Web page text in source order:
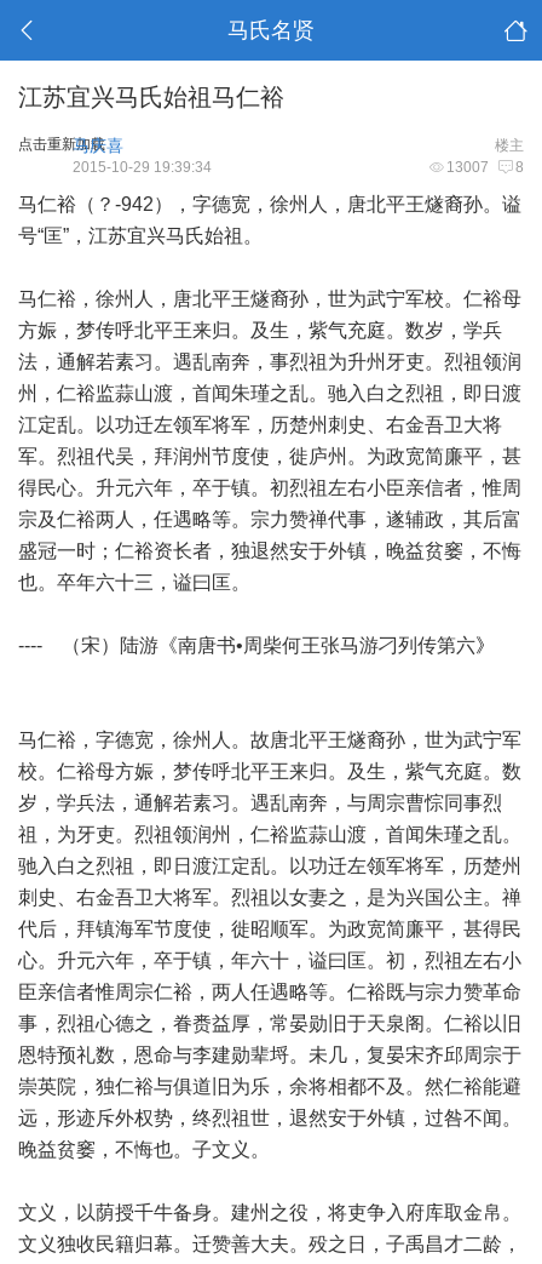
马氏名贤
江苏宜兴马氏始祖马仁裕
点击重新加载 楼主
马庆喜
13007 8
2015-10-29 19:39:34
马仁裕（？-942），字德宽，徐州人，唐北平王燧裔孙。谥
号“匡”，江苏宜兴马氏始祖。
马仁裕，徐州人，唐北平王燧裔孙，世为武宁军校。仁裕母
方娠，梦传呼北平王来归。及生，紫气充庭。数岁，学兵
法，通解若素习。遇乱南奔，事烈祖为升州牙吏。烈祖领润
州，仁裕监蒜山渡，首闻朱瑾之乱。驰入白之烈祖，即日渡
江定乱。以功迁左领军将军，历楚州刺史、右金吾卫大将
军。烈祖代吴，拜润州节度使，徙庐州。为政宽简廉平，甚
得民心。升元六年，卒于镇。初烈祖左右小臣亲信者，惟周
宗及仁裕两人，任遇略等。宗力赞禅代事，遂辅政，其后富
盛冠一时；仁裕资长者，独退然安于外镇，晚益贫窭，不悔
也。卒年六十三，谥曰匡。
---- （宋）陆游《南唐书•周柴何王张马游刁列传第六》
马仁裕，字德宽，徐州人。故唐北平王燧裔孙，世为武宁军
校。仁裕母方娠，梦传呼北平王来归。及生，紫气充庭。数
岁，学兵法，通解若素习。遇乱南奔，与周宗曹悰同事烈
祖，为牙吏。烈祖领润州，仁裕监蒜山渡，首闻朱瑾之乱。
驰入白之烈祖，即日渡江定乱。以功迁左领军将军，历楚州
刺史、右金吾卫大将军。烈祖以女妻之，是为兴国公主。禅
代后，拜镇海军节度使，徙昭顺军。为政宽简廉平，甚得民
心。升元六年，卒于镇，年六十，谥曰匡。初，烈祖左右小
臣亲信者惟周宗仁裕，两人任遇略等。仁裕既与宗力赞革命
事，烈祖心德之，眷赉益厚，常晏勋旧于天泉阁。仁裕以旧
恩特预礼数，恩命与李建勋辈埒。未几，复晏宋齐邱周宗于
崇英院，独仁裕与俱道旧为乐，余将相都不及。然仁裕能避
远，形迹斥外权势，终烈祖世，退然安于外镇，过咎不闻。
晚益贫窭，不悔也。子文义。
文义，以荫授千牛备身。建州之役，将吏争入府库取金帛。
文义独收民籍归幕。迁赞善大夫。殁之日，子禹昌才二龄，